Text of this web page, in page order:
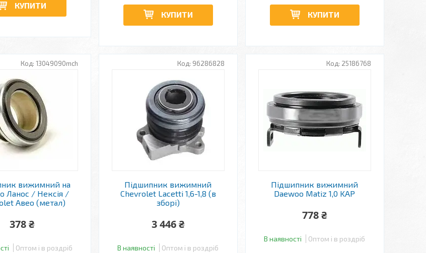
КУПИТИ
КУПИТИ КУПИТИ
13049090mch
вижимний на
Ланос / Нексія /
Авео (метал)
378 ₴
Оптом і в роздріб
96286828
Підшипник вижимний
Chevrolet Lacetti 1,6-1,8 (в
зборі)
3 446 ₴
В наявності Оптом і в роздріб
25186768
Підшипник вижимний
Daewoo Matiz 1,0 KAP
778 ₴
В наявності Оптом і в роздріб